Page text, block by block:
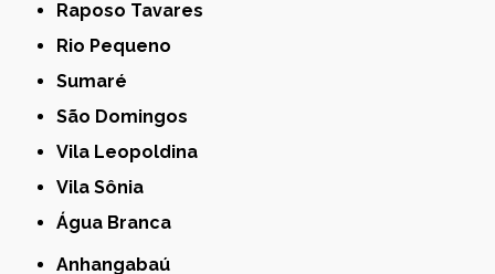
Raposo Tavares
Rio Pequeno
Sumaré
São Domingos
Vila Leopoldina
Vila Sônia
Água Branca
Anhangabaú